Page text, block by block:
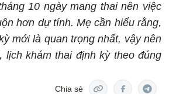
10 ngày mang thai nên việc
hơn dự tính. Mẹ cần hiểu rằng,
mới là quan trọng nhất, vậy nên
khám thai định kỳ theo đúng
Chia sẻ